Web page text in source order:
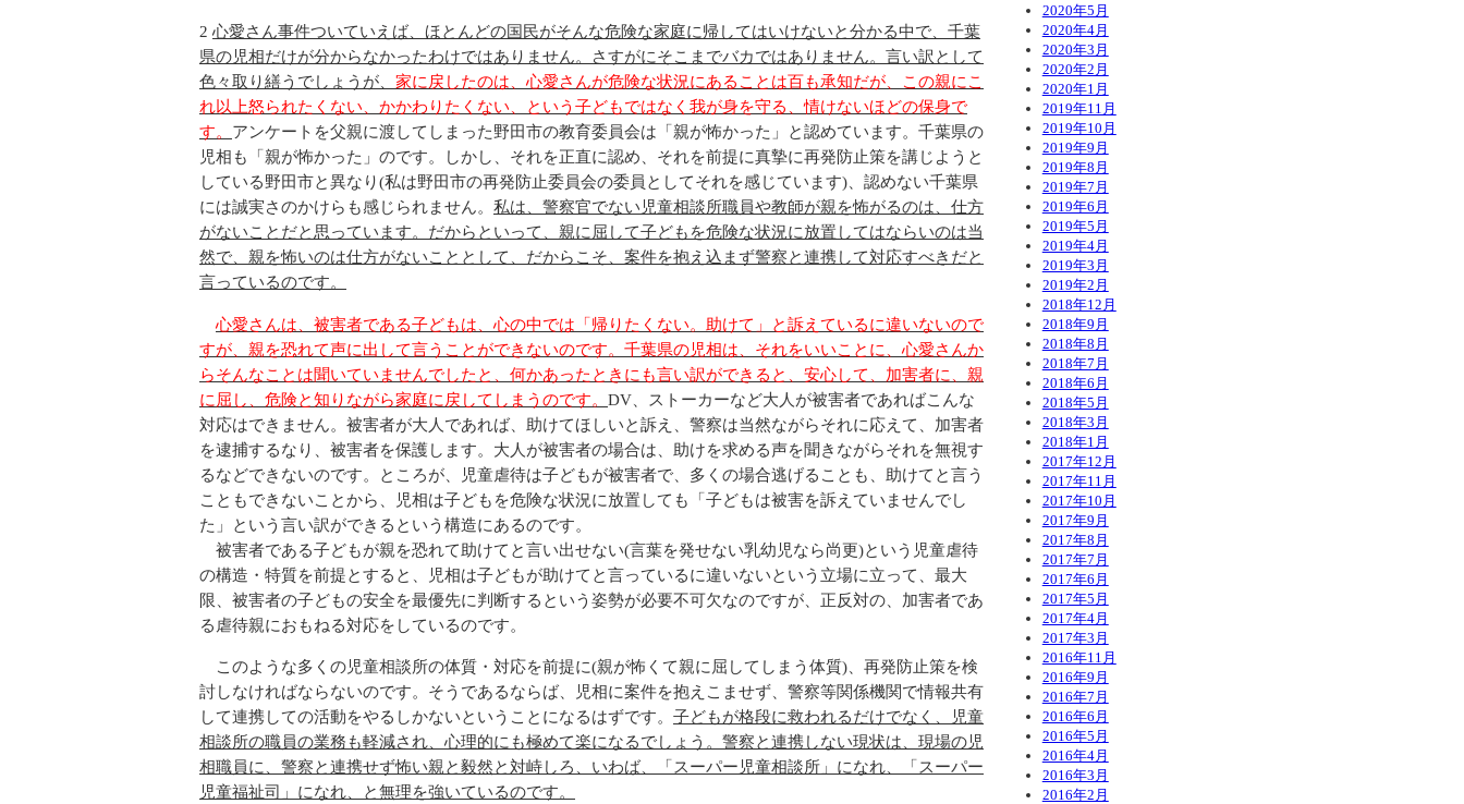
2 心愛さん事件ついていえば、ほとんどの国民がそんな危険な家庭に帰してはいけないと分かる中で、千葉
県の児相だけが分からなかったわけではありません。さすがにそこまでバカではありません。言い訳として
色々取り繕うでしょうが、 家に戻したのは、心愛さんが危険な状況にあることは百も承知だが、この親にこ
れ以上怒られたくない、かかわりたくない、という子どもではなく我が身を守る、情けないほどの保身で
す。 アンケートを父親に渡してしまった野田市の教育委員会は「親が怖かった」と認めています。千葉県の
児相も「親が怖かった」のです。しかし、それを正直に認め、それを前提に真摯に再発防止策を講じようと
している野田市と異なり(私は野田市の再発防止委員会の委員としてそれを感じています)、認めない千葉県
には誠実さのかけらも感じられません。 私は、警察官でない児童相談所職員や教師が親を怖がるのは、仕方
がないことだと思っています。だからといって、親に屈して子どもを危険な状況に放置してはならいのは当
然で、親を怖いのは仕方がないこととして、だからこそ、案件を抱え込まず警察と連携して対応すべきだと
言っているのです。
心愛さんは、被害者である子どもは、心の中では「帰りたくない。助けて」と訴えているに違いないので
すが、親を恐れて声に出して言うことができないのです。千葉県の児相は、それをいいことに、心愛さんか
らそんなことは聞いていませんでしたと、何かあったときにも言い訳ができると、安心して、加害者に、親
に屈し、危険と知りながら家庭に戻してしまうのです。 DV、ストーカーなど大人が被害者であればこんな
対応はできません。被害者が大人であれば、助けてほしいと訴え、警察は当然ながらそれに応えて、加害者
を逮捕するなり、被害者を保護します。大人が被害者の場合は、助けを求める声を聞きながらそれを無視す
るなどできないのです。ところが、児童虐待は子どもが被害者で、多くの場合逃げることも、助けてと言う
こともできないことから、児相は子どもを危険な状況に放置しても「子どもは被害を訴えていませんでし
た」という言い訳ができるという構造にあるのです。
被害者である子どもが親を恐れて助けてと言い出せない(言葉を発せない乳幼児なら尚更)という児童虐待
の構造・特質を前提とすると、児相は子どもが助けてと言っているに違いないという立場に立って、最大
限、被害者の子どもの安全を最優先に判断するという姿勢が必要不可欠なのですが、正反対の、加害者であ
る虐待親におもねる対応をしているのです。
このような多くの児童相談所の体質・対応を前提に(親が怖くて親に屈してしまう体質)、再発防止策を検
討しなければならないのです。そうであるならば、児相に案件を抱えこませず、警察等関係機関で情報共有
して連携しての活動をやるしかないということになるはずです。 子どもが格段に救われるだけでなく、児童
相談所の職員の業務も軽減され、心理的にも極めて楽になるでしょう。警察と連携しない現状は、現場の児
相職員に、警察と連携せず怖い親と毅然と対峙しろ、いわば、「スーパー児童相談所」になれ、「スーパー
児童福祉司」になれ、と無理を強いているのです。
2020年5月
2020年4月
2020年3月
2020年2月
2020年1月
2019年11月
2019年10月
2019年9月
2019年8月
2019年7月
2019年6月
2019年5月
2019年4月
2019年3月
2019年2月
2018年12月
2018年9月
2018年8月
2018年7月
2018年6月
2018年5月
2018年3月
2018年1月
2017年12月
2017年11月
2017年10月
2017年9月
2017年8月
2017年7月
2017年6月
2017年5月
2017年4月
2017年3月
2016年11月
2016年9月
2016年7月
2016年6月
2016年5月
2016年4月
2016年3月
2016年2月